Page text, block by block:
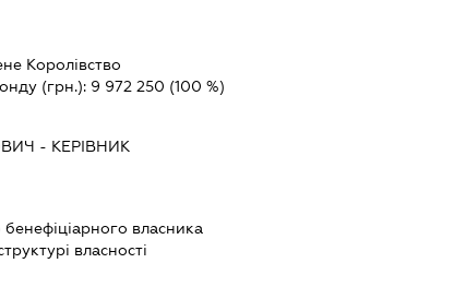
Королівство
(грн.): 9 972 250 (100 %)
- КЕРІВНИК
бенефіціарного власника
власності